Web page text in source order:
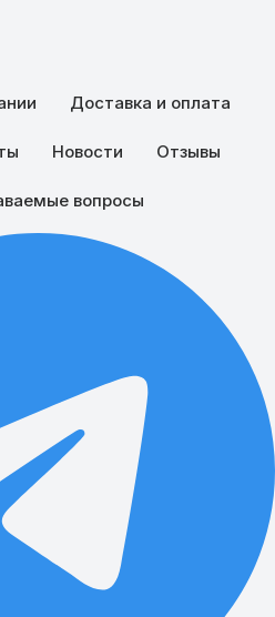
Доставка и оплата
Новости Отзывы
вопросы